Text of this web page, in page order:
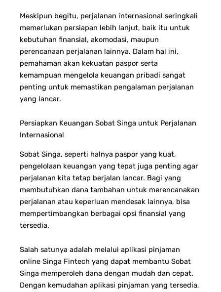
Meskipun begitu, perjalanan internasional seringkali
memerlukan persiapan lebih lanjut, baik itu untuk
kebutuhan finansial, akomodasi, maupun
perencanaan perjalanan lainnya. Dalam hal ini,
pemahaman akan kekuatan paspor serta
kemampuan mengelola keuangan pribadi sangat
penting untuk memastikan pengalaman perjalanan
yang lancar.
Persiapkan Keuangan Sobat Singa untuk Perjalanan
Internasional
Sobat Singa, seperti halnya paspor yang kuat,
pengelolaan keuangan yang tepat juga penting agar
perjalanan kita tetap berjalan lancar. Bagi yang
membutuhkan dana tambahan untuk merencanakan
perjalanan atau keperluan mendesak lainnya, bisa
mempertimbangkan berbagai opsi finansial yang
tersedia.
Salah satunya adalah melalui aplikasi pinjaman
online Singa Fintech yang dapat membantu Sobat
Singa memperoleh dana dengan mudah dan cepat.
Dengan kemudahan aplikasi pinjaman yang tersedia,